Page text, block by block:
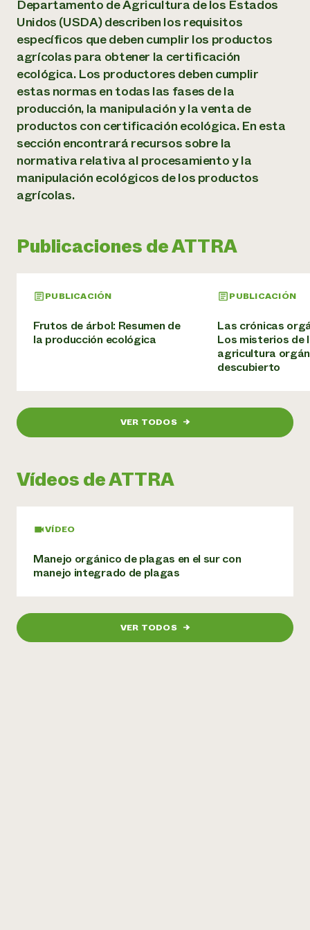
Informes anuales y financieros
Historias de impacto
Informe de
impacto 2024
LEER EL INFORME
Latinos en la agricultura
Sistemas alimentarios locales
Agricultura urbana
Las mujeres en la agricultura
Evento anual de reciclaje de productos electrónicos
Programa de descuentos de NorthWestern Energy
Servicios energéticos comerciales
Servicios energéticos residenciales
Blog
Podcasts
Publicaciones
Cursos cortos
Vídeos
Oportunidades de financiación
Noticias
Internship Hub
Buscar prácticas
Contratar a un becario
un
Llame a la
directa de
1-800-346-
Asociaciones empresariales
Donar
Donaciones planificadas
Consultas de los medios de comunicación
Todos
contribuyen a la
resiliencia de la
DONAR AHORA
Departamento de Agricultura de los Estados
Unidos (USDA) describen los requisitos
específicos que deben cumplir los productos
agrícolas para obtener la certificación
ecológica. Los productores deben cumplir
estas normas en todas las fases de la
producción, la manipulación y la venta de
productos con certificación ecológica. En esta
sección encontrará recursos sobre la
normativa relativa al procesamiento y la
manipulación ecológicos de los productos
agrícolas.
Publicaciones de ATTRA
PUBLICACIÓN
Frutos de árbol: Resumen de
la producción ecológica
PUBLICACIÓN
Las crónicas
Los misterios de
agricultura
descubierto
VER TODOS →
Vídeos de ATTRA
VÍDEO
Manejo orgánico de plagas en el sur con
manejo integrado de plagas
VER TODOS →